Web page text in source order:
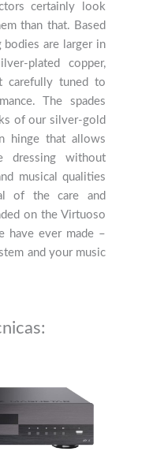
certainly look
than that. Based
bodies are larger in
plated copper,
carefully tuned to
The spades
of our silver-gold
hinge that allows
dressing without
musical qualities
of the care and
on the Virtuoso
have ever made –
and your music